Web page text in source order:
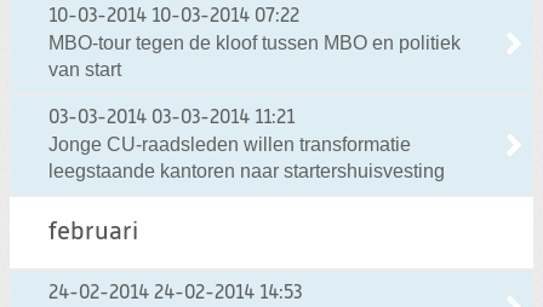
10-03-2014 10-03-2014 07:22
MBO-tour tegen de kloof tussen MBO en politiek
van start
03-03-2014 03-03-2014 11:21
Jonge CU-raadsleden willen transformatie
leegstaande kantoren naar startershuisvesting
februari
24-02-2014 24-02-2014 14:53